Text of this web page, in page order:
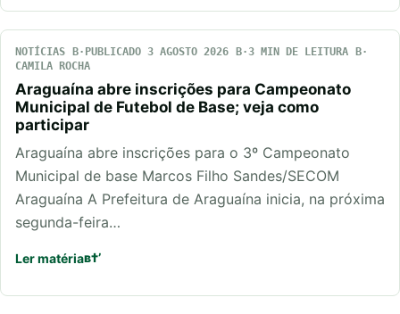
NOTÍCIAS PUBLICADO 3 AGOSTO 2026
3 MIN DE LEITURA
CAMILA ROCHA
Araguaína abre inscrições para Campeonato
Municipal de Futebol de Base; veja como
participar
Araguaína abre inscrições para o 3º Campeonato
Municipal de base Marcos Filho Sandes/SECOM
Araguaína A Prefeitura de Araguaína inicia, na próxima
segunda-feira…
Ler matéria